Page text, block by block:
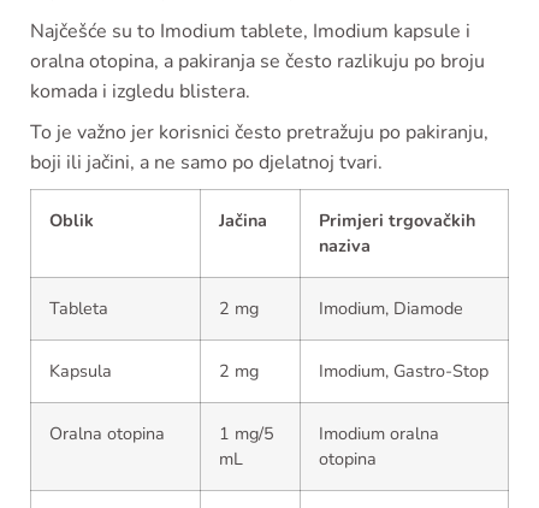
Najčešće su to Imodium tablete, Imodium kapsule i
oralna otopina, a pakiranja se često razlikuju po broju
komada i izgledu blistera.
To je važno jer korisnici često pretražuju po pakiranju,
boji ili jačini, a ne samo po djelatnoj tvari.
Oblik Jačina
Primjeri trgovačkih
naziva
Tableta 2 mg Imodium, Diamode
Kapsula 2 mg Imodium, Gastro-Stop
Oralna otopina
1 mg/5
mL
Imodium oralna
otopina